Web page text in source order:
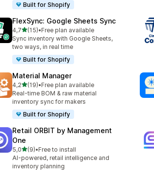
Built for Shopify
FlexSync: Google Sheets Sync
4,7/ 5 tähteä
(15)
15 arvostelua yhteensä
•Free plan available
Sync inventory with Google Sheets,
two ways, in real time
Built for Shopify
Material Manager
4,2/ 5 tähteä
(19)
19 arvostelua yhteensä
•Free plan available
Real-time BOM & raw material
inventory sync for makers
Built for Shopify
Retail ORBIT by Management
One
5,0/ 5 tähteä
(9)
9 arvostelua yhteensä
•Free to install
AI-powered, retail intelligence and
inventory planning